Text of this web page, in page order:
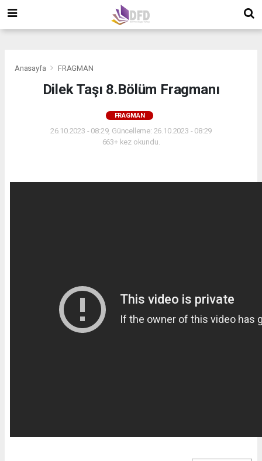
Anasayfa FRAGMAN
Dilek Taşı 8.Bölüm Fragmanı
FRAGMAN
26.10.2023 - 08:29, Güncelleme: 26.10.2023 - 08:29
663+ kez okundu.